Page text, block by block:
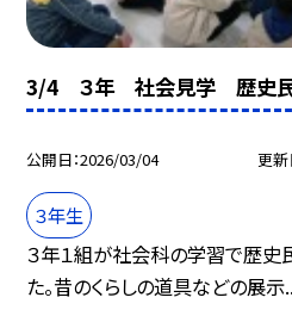
3/4 ３年 社会見学 歴史
公開日 2026/03/04 更新
３年生
３年１組が社会科の学習で歴史
た。昔のくらしの道具などの展示